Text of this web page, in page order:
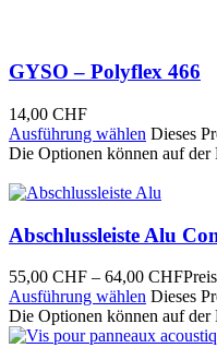
GYSO – Polyflex 466
14,00 CHF
Ausführung wählen Dieses
Die Optionen können auf der
Abschlussleiste Alu
55,00 CHF – 64,00 CHF
Ausführung wählen Dieses
Die Optionen können auf der